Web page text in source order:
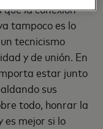
la conexión
tampoco es lo
tecnicismo
y de unión. En
estar junto
sus
todo, honrar la
es mejor si lo